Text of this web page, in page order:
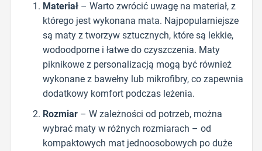
Materiał– Warto zwrócić uwagę na materiał, z
którego jest wykonana mata. Najpopularniejsze
są maty z tworzyw sztucznych, które są lekkie,
wodoodporne i łatwe do czyszczenia. Maty
piknikowe z personalizacją mogą być również
wykonane z bawełny lub mikrofibry, co zapewnia
dodatkowy komfort podczas leżenia.
Rozmiar– W zależności od potrzeb, można
wybrać maty w różnych rozmiarach – od
kompaktowych mat jednoosobowych po duże